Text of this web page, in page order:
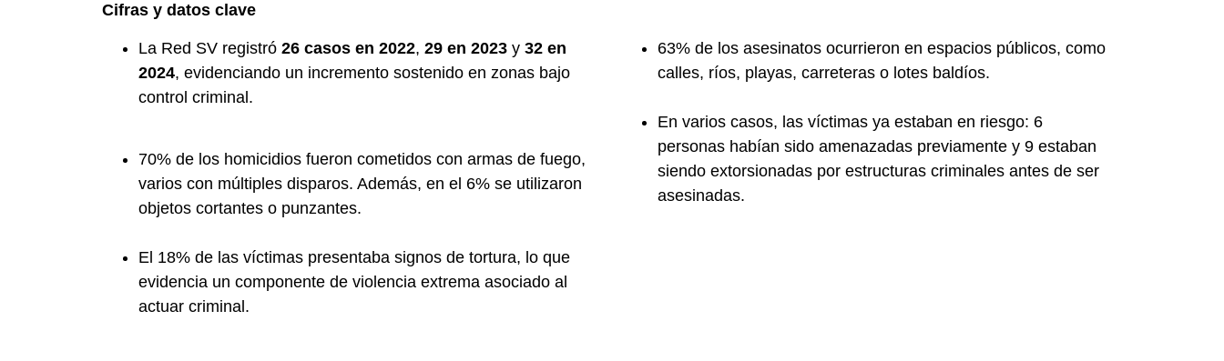
Cifras y datos clave
La Red SV registró 26 casos en 2022, 29 en 2023 y 32 en
2024, evidenciando un incremento sostenido en zonas bajo
control criminal.
70% de los homicidios fueron cometidos con armas de fuego,
varios con múltiples disparos. Además, en el 6% se utilizaron
objetos cortantes o punzantes.
El 18% de las víctimas presentaba signos de tortura, lo que
evidencia un componente de violencia extrema asociado al
actuar criminal.
63% de los asesinatos ocurrieron en espacios públicos, como
calles, ríos, playas, carreteras o lotes baldíos.
En varios casos, las víctimas ya estaban en riesgo: 6
personas habían sido amenazadas previamente y 9 estaban
siendo extorsionadas por estructuras criminales antes de ser
asesinadas.